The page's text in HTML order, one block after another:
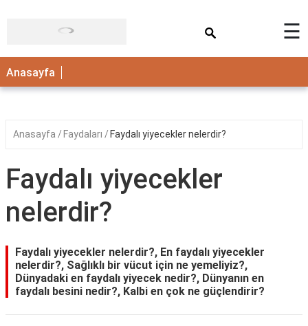
ANASAYFA
☰
Anasayfa
Anasayfa Faydaları Faydalı yiyecekler nelerdir?
Faydalı yiyecekler
nelerdir?
Faydalı yiyecekler nelerdir?, En faydalı yiyecekler
nelerdir?, Sağlıklı bir vücut için ne yemeliyiz?,
Dünyadaki en faydalı yiyecek nedir?, Dünyanın en
faydalı besini nedir?, Kalbi en çok ne güçlendirir?